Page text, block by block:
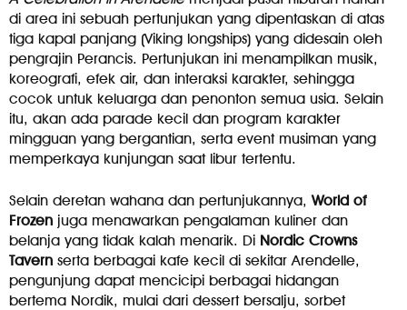
di area ini sebuah pertunjukan yang dipentaskan di atas
tiga kapal panjang (Viking longships) yang didesain oleh
pengrajin Perancis. Pertunjukan ini menampilkan musik,
koreografi, efek air, dan interaksi karakter, sehingga
cocok untuk keluarga dan penonton semua usia. Selain
itu, akan ada parade kecil dan program karakter
mingguan yang bergantian, serta event musiman yang
memperkaya kunjungan saat libur tertentu.
Selain deretan wahana dan pertunjukannya,World of
Frozen juga menawarkan pengalaman kuliner dan
belanja yang tidak kalah menarik. Di Nordic Crowns
Tavern serta berbagai kafe kecil di sekitar Arendelle,
pengunjung dapat mencicipi berbagai hidangan
bertema Nordik, mulai dari dessert bersalju, sorbet